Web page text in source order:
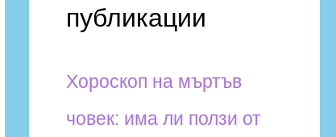
h
o
r
публикации
Хороскоп на мъртъв
човек: има ли ползи от